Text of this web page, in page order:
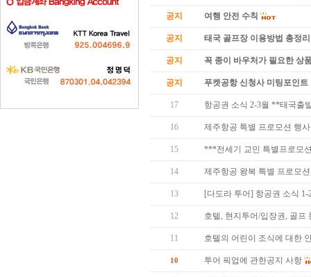
공지 여행 안전 수칙
공지 태국 골프장 이용방법 총정리
공지 꼭 종이 바우처가 필요한 상
공지 푸켓공항 신청사 미팅포인트
17 항공권 소식 2-3월 **태국출
16 제주항공 특별 프로모션 행사
15 ***전세기 교민 특별프로모
14 제주항공 왕복 특별 프로모
13 [다도라 투어] 항공권 소식
12 호텔, 현지투어/입장권, 골
11 호텔의 어린이 조식에 대한
10 투어 픽업에 관한공지 사항